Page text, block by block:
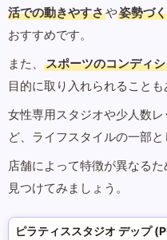
活での動きやすさや姿勢づ
おすすめです。
また、
スポーツのコンディ
目的に取り入れられることも
女性専用スタジオや少人数
ど、ライフスタイルの一部と
店舗によって特徴が異なる
見つけてみましょう。